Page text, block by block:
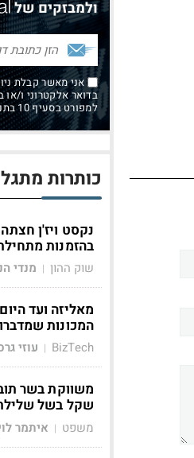
ולמבזקים של
אני מאשר קבלת
בדואר אלקטרוני ו/
למפורט בסעיף 10 בתנאי השימוש
כותרות
בהזמנות
שוק ההון | מנדי
מאליזה ועד
המכונות
BizTech
| עוזי
שקל בשל
משפט | איתמר